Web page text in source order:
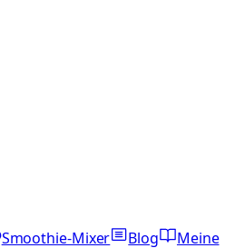
Smoothie-Mixer Blog
Meine